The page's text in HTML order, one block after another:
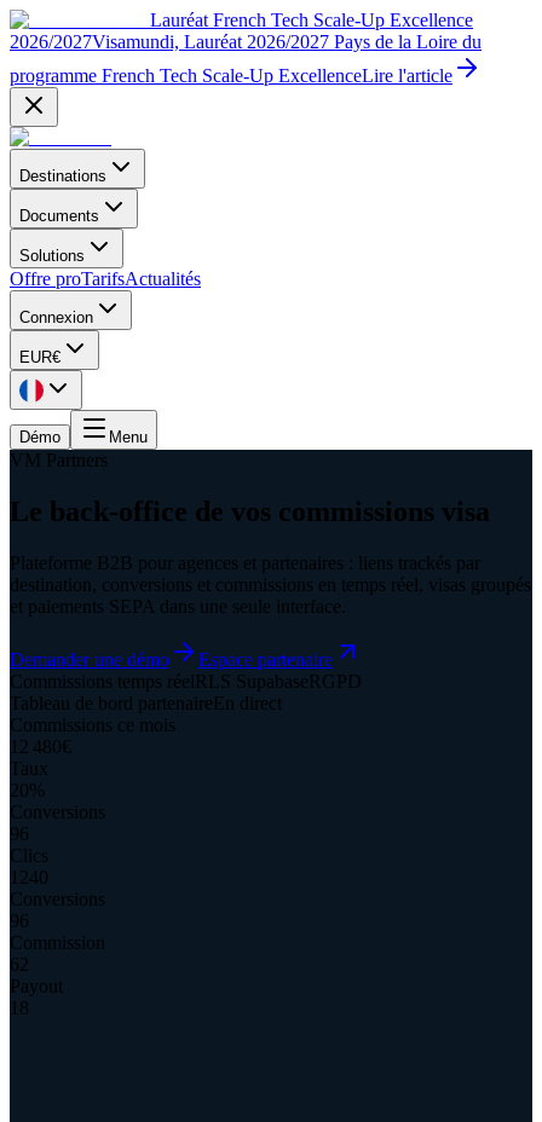
Lauréat French Tech Scale-Up Excellence
2026/2027Visamundi, Lauréat 2026/2027 Pays de la Loire du
programme French Tech Scale-Up ExcellenceLire l'article
Destinations
Documents
Solutions
Offre proTarifsActualités
Connexion
EUR€
Démo Menu
VM Partners
Le back-office de vos commissions visa
Plateforme B2B pour agences et partenaires : liens trackés par
destination, conversions et commissions en temps réel, visas groupés
et paiements SEPA dans une seule interface.
Demander une démo
Espace partenaire
Commissions temps réelRLS SupabaseRGPD
Tableau de bord partenaireEn direct
Commissions ce mois
12 480€
Taux
20%
Conversions
96
Clics
1240
Conversions
96
Commission
62
Payout
18